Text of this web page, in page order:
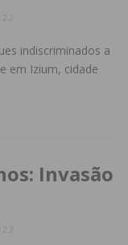
indiscriminados a
em Izium, cidade
Invasão